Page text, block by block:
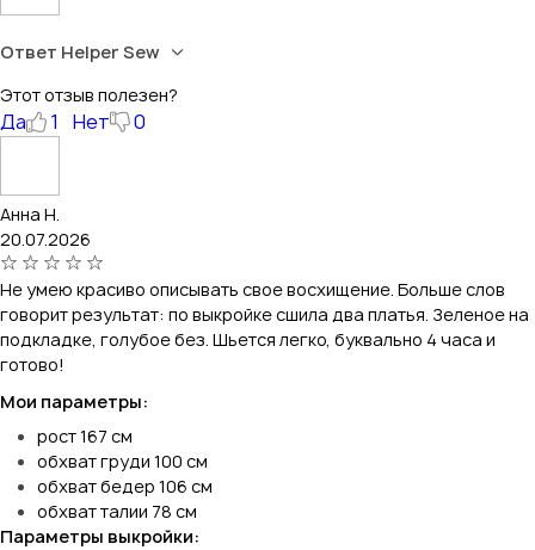
Ответ Helper Sew
Этот отзыв полезен?
Да 1 Нет 0
Анна Н.
20.07.2026
Не умею красиво описывать свое восхищение. Больше слов
говорит результат: по выкройке сшила два платья. Зеленое на
подкладке, голубое без. Шьется легко, буквально 4 часа и
готово!
Мои параметры:
рост 167 см
обхват груди 100 см
обхват бедер 106 см
обхват талии 78 см
Параметры выкройки: